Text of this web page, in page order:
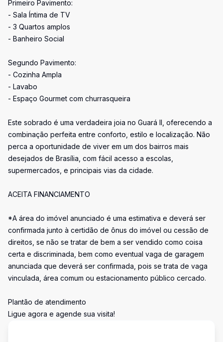
Primeiro Pavimento:
- Sala Íntima de TV
- 3 Quartos amplos
- Banheiro Social
Segundo Pavimento:
- Cozinha Ampla
- Lavabo
- Espaço Gourmet com churrasqueira
Este sobrado é uma verdadeira joia no Guará II, oferecendo a
combinação perfeita entre conforto, estilo e localização. Não
perca a oportunidade de viver em um dos bairros mais
desejados de Brasília, com fácil acesso a escolas,
supermercados, e principais vias da cidade.
ACEITA FINANCIAMENTO
*A área do imóvel anunciado é uma estimativa e deverá ser
confirmada junto à certidão de ônus do imóvel ou cessão de
direitos, se não se tratar de bem a ser vendido como coisa
certa e discriminada, bem como eventual vaga de garagem
anunciada que deverá ser confirmada, pois se trata de vaga
vinculada, área comum ou estacionamento público cercado.
Plantão de atendimento
Ligue agora e agende sua visita!